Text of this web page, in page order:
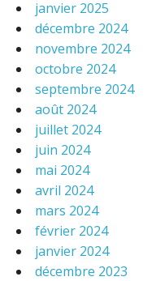
janvier 2025
décembre 2024
novembre 2024
octobre 2024
septembre 2024
août 2024
juillet 2024
juin 2024
mai 2024
avril 2024
mars 2024
février 2024
janvier 2024
décembre 2023